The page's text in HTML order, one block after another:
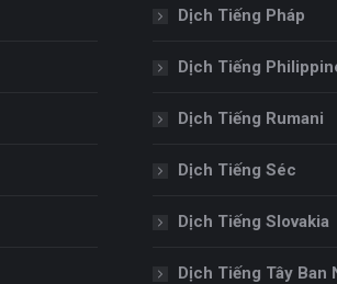
Dịch Tiếng Pháp
Dịch Tiếng
Dịch Tiếng Rumani
Dịch Tiếng Séc
Dịch Tiếng Slovakia
Dịch Tiếng Tây Ban